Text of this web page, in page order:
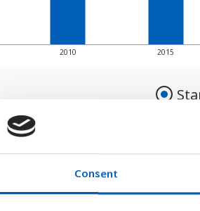
Consent
2010 2015